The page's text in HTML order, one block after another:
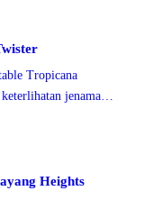
Tropicana
jenama
Heights